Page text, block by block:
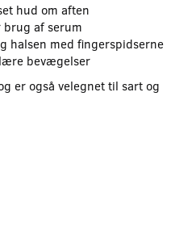
hud om aften
brug af serum
halsen med fingerspidserne
bevægelser
er også velegnet til sart og